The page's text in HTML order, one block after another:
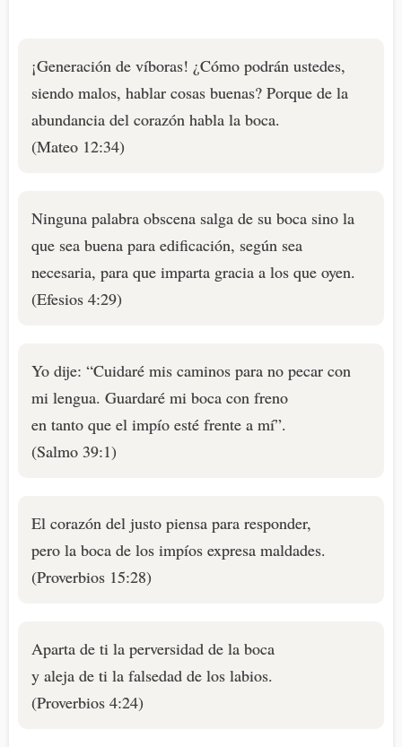
¡Generación de víboras! ¿Cómo podrán ustedes,
siendo malos, hablar cosas buenas? Porque de la
abundancia del corazón habla la boca.
(Mateo 12:34)
Ninguna palabra obscena salga de su boca sino la
que sea buena para edificación, según sea
necesaria, para que imparta gracia a los que oyen.
(Efesios 4:29)
Yo dije: “Cuidaré mis caminos para no pecar con
mi lengua. Guardaré mi boca con freno
en tanto que el impío esté frente a mí”.
(Salmo 39:1)
El corazón del justo piensa para responder,
pero la boca de los impíos expresa maldades.
(Proverbios 15:28)
Aparta de ti la perversidad de la boca
y aleja de ti la falsedad de los labios.
(Proverbios 4:24)